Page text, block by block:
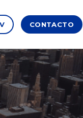
CONTACTO